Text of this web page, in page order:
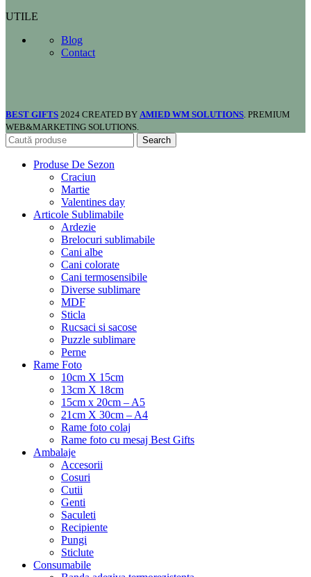
UTILE
Blog
Contact
BEST GIFTS 2024 CREATED BY AMIED WM SOLUTIONS. PREMIUM
WEB&MARKETING SOLUTIONS.
Search
Produse De Sezon
Craciun
Martie
Valentines day
Articole Sublimabile
Ardezie
Brelocuri sublimabile
Cani albe
Cani colorate
Cani termosensibile
Diverse sublimare
MDF
Sticla
Rucsaci si sacose
Puzzle sublimare
Perne
Rame Foto
10cm X 15cm
13cm X 18cm
15cm x 20cm – A5
21cm X 30cm – A4
Rame foto colaj
Rame foto cu mesaj Best Gifts
Ambalaje
Accesorii
Cosuri
Cutii
Genti
Saculeti
Recipiente
Pungi
Sticlute
Consumabile